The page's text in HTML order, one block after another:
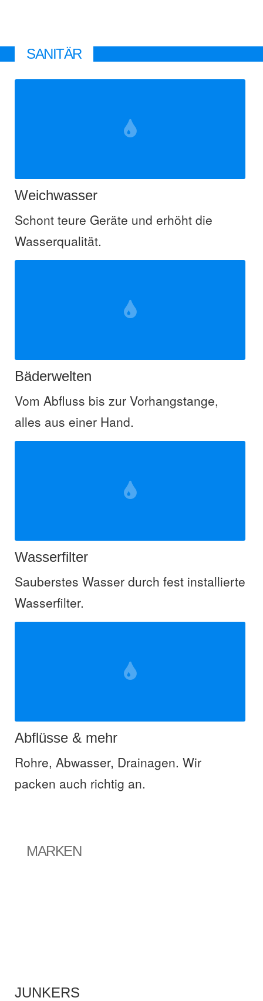
SANITÄR
Weichwasser
Schont teure Geräte und erhöht die
Wasserqualität.
Bäderwelten
Vom Abfluss bis zur Vorhang­stange,
alles aus einer Hand.
Wasserfilter
Sauberstes Wasser durch fest installierte
Wasserfilter.
Abflüsse & mehr
Rohre, Abwasser, Drainagen. Wir
packen auch richtig an.
MARKEN
JUNKERS